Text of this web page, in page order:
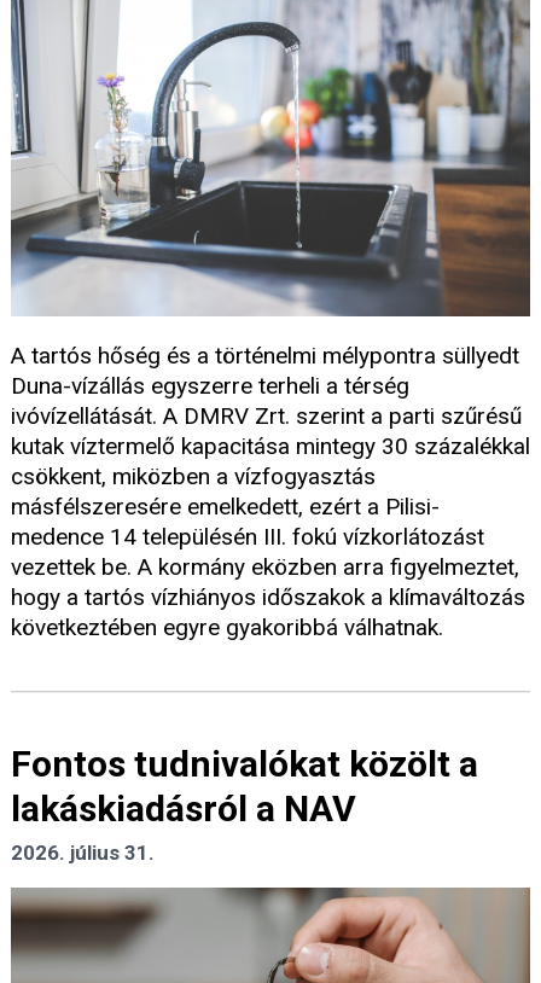
A tartós hőség és a történelmi mélypontra süllyedt
Duna-vízállás egyszerre terheli a térség
ivóvízellátását. A DMRV Zrt. szerint a parti szűrésű
kutak víztermelő kapacitása mintegy 30 százalékkal
csökkent, miközben a vízfogyasztás
másfélszeresére emelkedett, ezért a Pilisi-
medence 14 településén III. fokú vízkorlátozást
vezettek be. A kormány eközben arra figyelmeztet,
hogy a tartós vízhiányos időszakok a klímaváltozás
következtében egyre gyakoribbá válhatnak.
Fontos tudnivalókat közölt a
lakáskiadásról a NAV
2026. július 31.